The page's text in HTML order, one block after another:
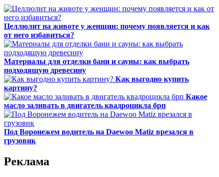
Целлюлит на животе у женщин: почему появляется и как
от него избавиться?
Материалы для отделки бани и сауны: как выбрать
подходящую древесину
Как выгодно купить
картину?
Какое
масло заливать в двигатель квадроцикла брп
Под Воронежем водитель на Daewoo Matiz врезался в
грузовик
Реклама